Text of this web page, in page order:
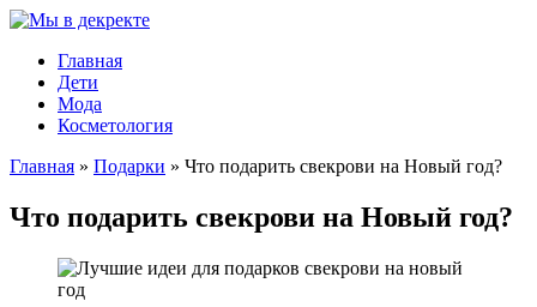
Главная
Дети
Мода
Косметология
Главная » Подарки » Что подарить свекрови на Новый год?
Что подарить свекрови на Новый год?